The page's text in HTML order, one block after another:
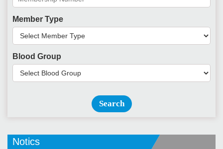
Member Type
Blood Group
Search
Notics